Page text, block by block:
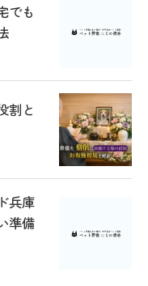
でも
割と
兵庫
準備